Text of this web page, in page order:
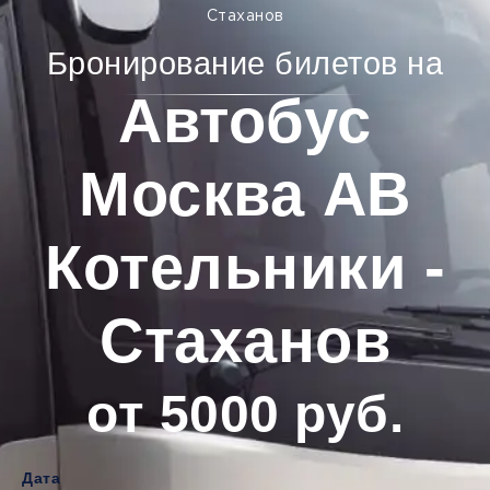
Стаханов
Бронирование билетов на
Автобус
Москва АВ
Котельники -
Стаханов
от 5000 руб.
Дата